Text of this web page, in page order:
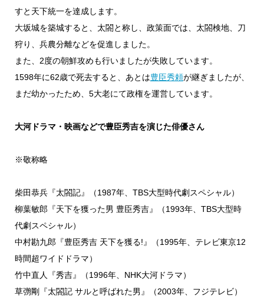
すと天下統一を達成します。
大坂城を築城すると、太閤と称し、政策面では、太閤検地、刀
狩り、兵農分離などを促進しました。
また、2度の朝鮮攻めも行いましたが失敗しています。
1598年に62歳で死去すると、あとは豊臣秀頼が継ぎましたが、
まだ幼かったため、5大老にて政権を運営しています。
大河ドラマ・映画などで豊臣秀吉を演じた俳優さん
※敬称略
柴田恭兵『太閤記』（1987年、TBS大型時代劇スペシャル）
柳葉敏郎『天下を獲った男 豊臣秀吉』（1993年、TBS大型時
代劇スペシャル）
中村勘九郎『豊臣秀吉 天下を獲る!』（1995年、テレビ東京12
時間超ワイドドラマ）
竹中直人『秀吉』（1996年、NHK大河ドラマ）
草彅剛『太閤記 サルと呼ばれた男』（2003年、フジテレビ）